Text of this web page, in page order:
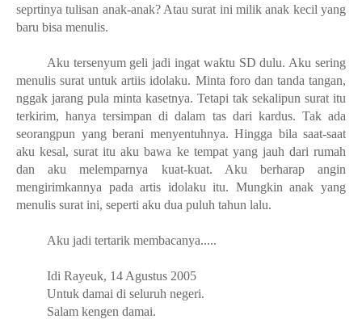
seprtinya tulisan anak-anak? Atau surat ini milik anak kecil yang
baru bisa menulis.
Aku tersenyum geli jadi ingat waktu SD dulu. Aku sering
menulis surat untuk artiis idolaku. Minta foro dan tanda tangan,
nggak jarang pula minta kasetnya. Tetapi tak sekalipun surat itu
terkirim, hanya tersimpan di dalam tas dari kardus. Tak ada
seorangpun yang berani menyentuhnya. Hingga bila saat-saat
aku kesal, surat itu aku bawa ke tempat yang jauh dari rumah
dan aku melemparnya kuat-kuat. Aku berharap angin
mengirimkannya pada artis idolaku itu. Mungkin anak yang
menulis surat ini, seperti aku dua puluh tahun lalu.
Aku jadi tertarik membacanya.....
Idi Rayeuk, 14 Agustus 2005
Untuk damai di seluruh negeri.
Salam kengen damai.